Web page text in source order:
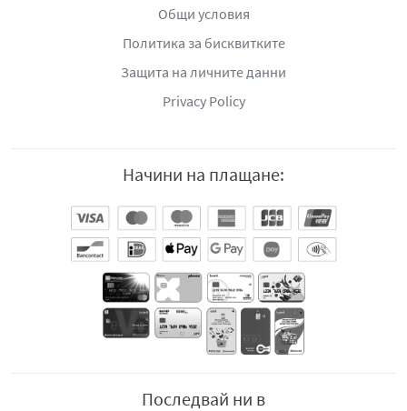
Общи условия
Политика за бисквитките
Защита на личните данни
Privacy Policy
Начини на плащане:
Последвай ни в